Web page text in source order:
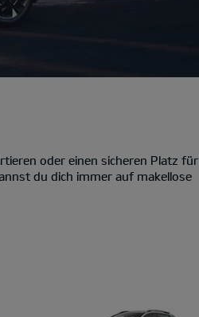
oder einen sicheren Platz für
du dich immer auf makellose